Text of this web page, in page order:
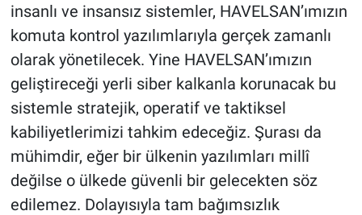
insanlı ve insansız sistemler, HAVELSAN’ımızın
komuta kontrol yazılımlarıyla gerçek zamanlı
olarak yönetilecek. Yine HAVELSAN’ımızın
geliştireceği yerli siber kalkanla korunacak bu
sistemle stratejik, operatif ve taktiksel
kabiliyetlerimizi tahkim edeceğiz. Şurası da
mühimdir, eğer bir ülkenin yazılımları millî
değilse o ülkede güvenli bir gelecekten söz
edilemez. Dolayısıyla tam bağımsızlık